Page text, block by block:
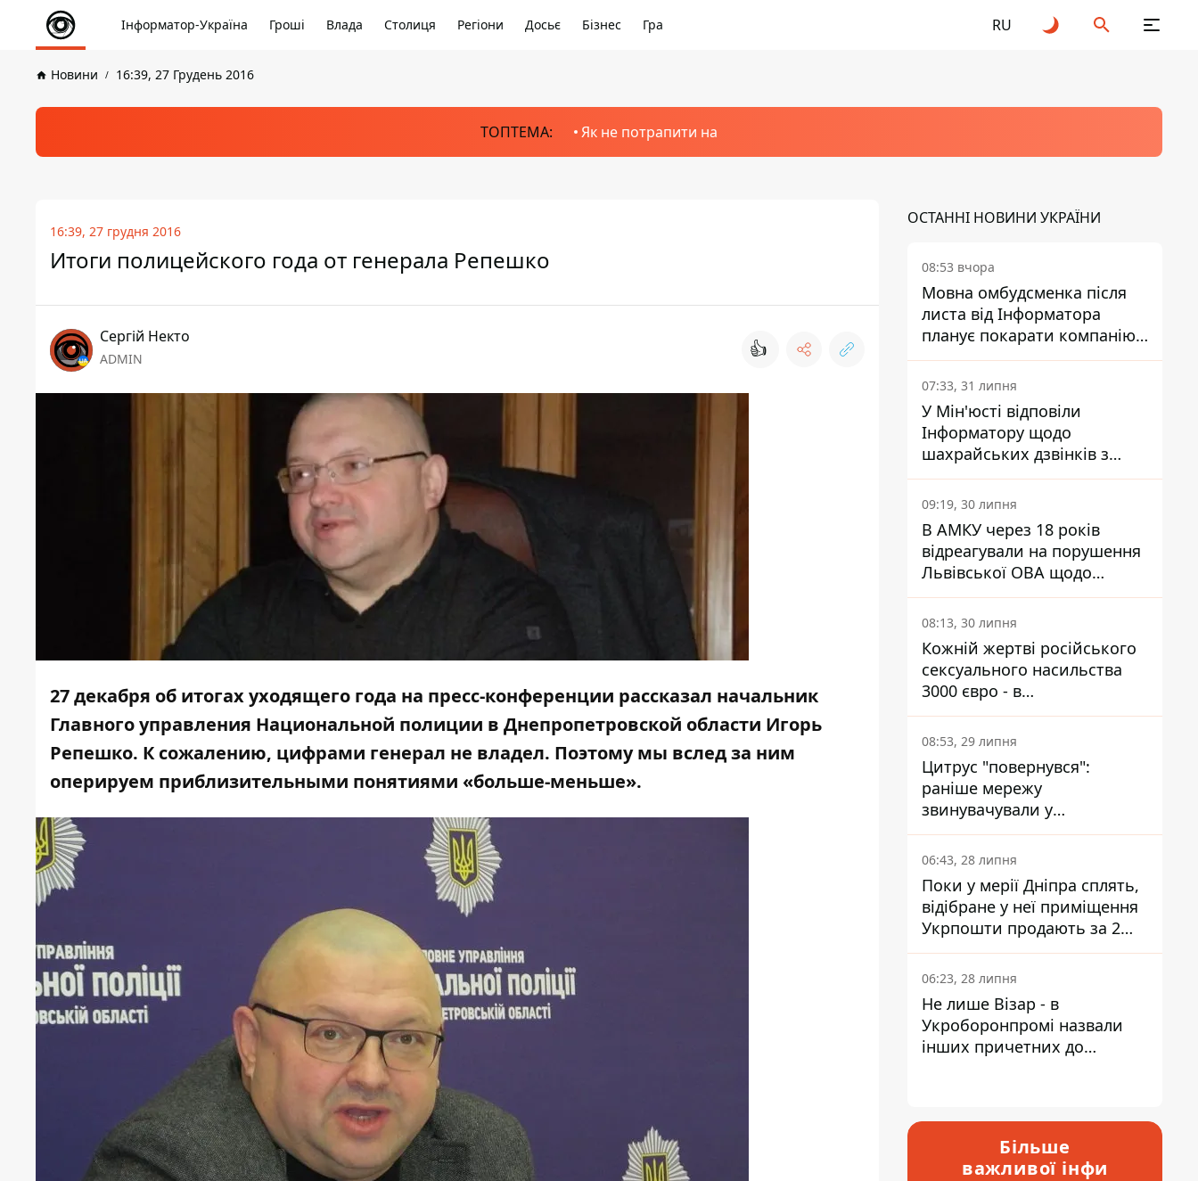
Інформатор-Україна Гроші Влада Столиця Регіони Досьє Бізнес Гра RU
Новини 16:39, 27 Грудень 2016
ТОПТЕМА: Як не потрапити на
16:39, 27 грудня 2016
Итоги полицейского года от генерала Репешко
Сергій Некто
ADMIN 👍
27 декабря об итогах уходящего года на пресс-конференции рассказал начальник
Главного управления Национальной полиции в Днепропетровской области Игорь
Репешко. К сожалению, цифрами генерал не владел. Поэтому мы вслед за ним
оперируем приблизительными понятиями «больше-меньше».
ОСТАННІ НОВИНИ УКРАЇНИ
08:53 вчора
Мовна омбудсменка після
листа від Інформатора
планує покарати компанію-
підрядника ПриватБанку
07:33, 31 липня
У Мін'юсті відповіли
Інформатору щодо
шахрайських дзвінків з
камери Сумського СІЗО так,
що ніхто нічого не зрозумів
09:19, 30 липня
В АМКУ через 18 років
відреагували на порушення
Львівської ОВА щодо
харчування у закладах
освіти
08:13, 30 липня
Кожній жертві російського
сексуального насильства
3000 євро - в
Мінсоцполітики пояснили
Інформатору, звідки на це
гроші
08:53, 29 липня
Цитрус "повернувся":
раніше мережу
звинувачували у
контрабанді техніки та
ухиленні від сплати
податків
06:43, 28 липня
Поки у мерії Дніпра сплять,
відібране у неї приміщення
Укрпошти продають за 2
мільйони
06:23, 28 липня
Не лише Візар - в
Укроборонпромі назвали
інших причетних до
Більше
важливої інфи